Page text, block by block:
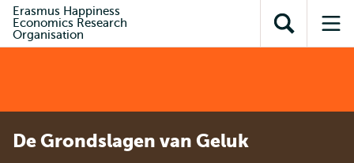
inhoud
Direct naar
subnavigatie
Erasmus Happiness
Economics Research
Organisation
Toon
zoekveld
De Grondslagen van Geluk